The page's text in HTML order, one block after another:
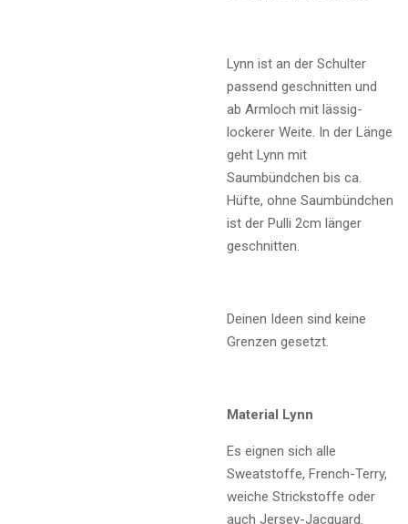
Lynn ist an der Schulter
passend geschnitten und
ab Armloch mit lässig-
lockerer Weite. In der Länge
geht Lynn mit
Saumbündchen bis ca.
Hüfte, ohne Saumbündchen
ist der Pulli 2cm länger
geschnitten.
Deinen Ideen sind keine
Grenzen gesetzt.
Material Lynn
Es eignen sich alle
Sweatstoffe, French-Terry,
weiche Strickstoffe oder
auch Jersey-Jacquard.